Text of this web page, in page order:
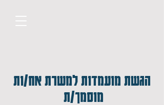
הגשת מועמדות למשרת אח/ות
מוסמך/ת